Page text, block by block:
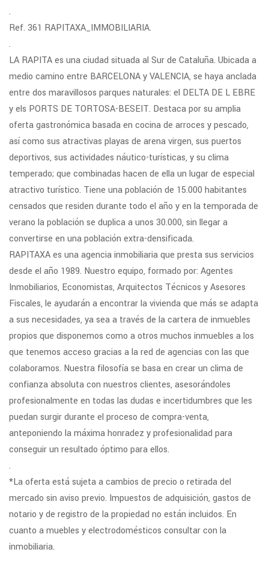
.
Ref. 361 RAPITAXA_IMMOBILIARIA.
.
LA RAPITA es una ciudad situada al Sur de Cataluña. Ubicada a
medio camino entre BARCELONA y VALENCIA, se haya anclada
entre dos maravillosos parques naturales: el DELTA DE L EBRE
y els PORTS DE TORTOSA-BESEIT. Destaca por su amplia
oferta gastronómica basada en cocina de arroces y pescado,
así como sus atractivas playas de arena virgen, sus puertos
deportivos, sus actividades náutico-turísticas, y su clima
temperado; que combinadas hacen de ella un lugar de especial
atractivo turístico. Tiene una población de 15.000 habitantes
censados que residen durante todo el año y en la temporada de
verano la población se duplica a unos 30.000, sin llegar a
convertirse en una población extra-densificada.
RAPITAXA es una agencia inmobiliaria que presta sus servicios
desde el año 1989. Nuestro equipo, formado por: Agentes
Inmobiliarios, Economistas, Arquitectos Técnicos y Asesores
Fiscales, le ayudarán a encontrar la vivienda que más se adapta
a sus necesidades, ya sea a través de la cartera de inmuebles
propios que disponemos como a otros muchos inmuebles a los
que tenemos acceso gracias a la red de agencias con las que
colaboramos. Nuestra filosofía se basa en crear un clima de
confianza absoluta con nuestros clientes, asesorándoles
profesionalmente en todas las dudas e incertidumbres que les
puedan surgir durante el proceso de compra-venta,
anteponiendo la máxima honradez y profesionalidad para
conseguir un resultado óptimo para ellos.
.
*La oferta está sujeta a cambios de precio o retirada del
mercado sin aviso previo. Impuestos de adquisición, gastos de
notario y de registro de la propiedad no están incluidos. En
cuanto a muebles y electrodomésticos consultar con la
inmobiliaria.